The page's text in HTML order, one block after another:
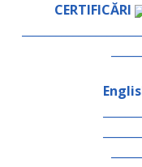
CERTIFICĂRI